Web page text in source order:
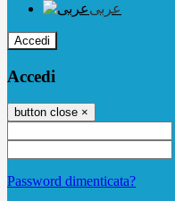
عربى
Accedi
Accedi
button close ×
Password dimenticata?